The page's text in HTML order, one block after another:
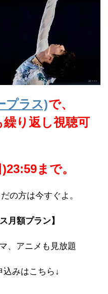
プラス)で、
り返し視聴可
まで。
の方は今すぐよ。
月額プラン】
、アニメも見放題
込みはこちら↓